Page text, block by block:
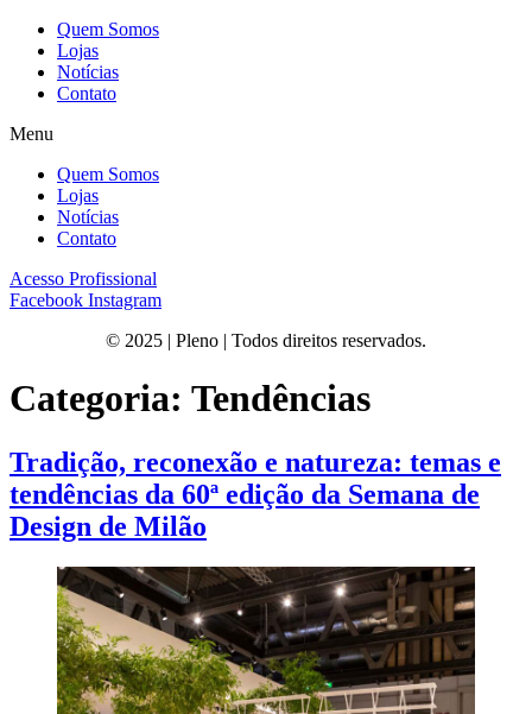
Quem Somos
Lojas
Notícias
Contato
Menu
Quem Somos
Lojas
Notícias
Contato
Acesso Profissional
Facebook Instagram
© 2025 | Pleno | Todos direitos reservados.
Categoria: Tendências
Tradição, reconexão e natureza: temas e
tendências da 60ª edição da Semana de
Design de Milão